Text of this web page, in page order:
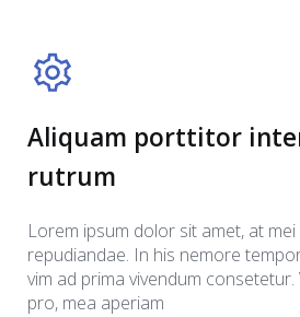
Aliquam porttitor
rutrum
Lorem ipsum dolor sit amet, at
repudiandae. In his nemore
vim ad prima vivendum
pro, mea aperiam